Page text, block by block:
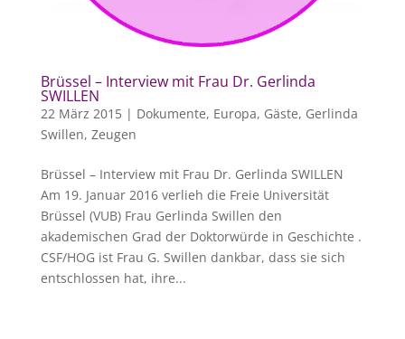
Brüssel – Interview mit Frau Dr. Gerlinda
SWILLEN
22 März 2015| Dokumente, Europa, Gäste, Gerlinda
Swillen, Zeugen
Brüssel – Interview mit Frau Dr. Gerlinda SWILLEN
Am 19. Januar 2016 verlieh die Freie Universität
Brüssel (VUB) Frau Gerlinda Swillen den
akademischen Grad der Doktorwürde in Geschichte .
CSF/HOG ist Frau G. Swillen dankbar, dass sie sich
entschlossen hat, ihre...